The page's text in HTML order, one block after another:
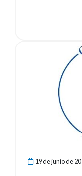
19 de junio de